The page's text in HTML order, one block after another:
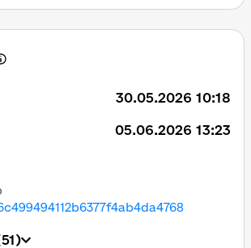
30.05.2026 10:18
05.06.2026 13:23